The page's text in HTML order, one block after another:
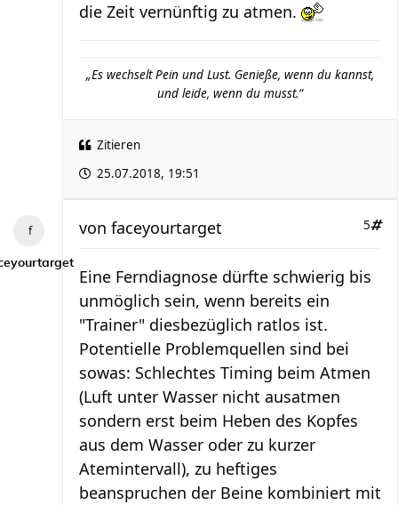
die Zeit vernünftig zu atmen.
„Es wechselt Pein und Lust. Genieße, wenn du kannst,
und leide, wenn du musst.“
Zitieren
25.07.2018, 19:51
5
von faceyourtarget
Eine Ferndiagnose dürfte schwierig bis
unmöglich sein, wenn bereits ein
"Trainer" diesbezüglich ratlos ist.
Potentielle Problemquellen sind bei
sowas: Schlechtes Timing beim Atmen
(Luft unter Wasser nicht ausatmen
sondern erst beim Heben des Kopfes
aus dem Wasser oder zu kurzer
Atemintervall), zu heftiges
beanspruchen der Beine kombiniert mit